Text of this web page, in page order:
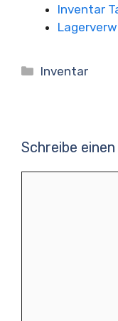
Inventar
Kategorien
Inventar
Schreibe